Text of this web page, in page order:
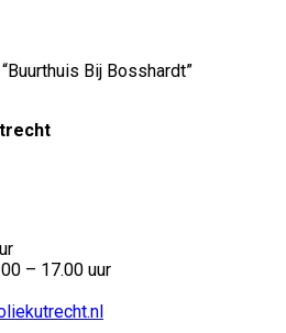
Bij Bosshardt”
– 17.00 uur